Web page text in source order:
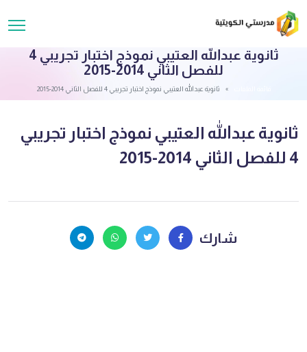
ثانوية عبدالله العتيبي نموذج اختبار تجريبي 4
للفصل الثاني 2014-2015
ثانوية عبدالله العتيبي نموذج اختبار تجريبي 4 للفصل الثاني 2014-2015
ثانوية عبدالله العتيبي نموذج اختبار تجريبي
4 للفصل الثاني 2014-2015
شارك